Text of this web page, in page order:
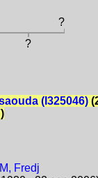
?
?
(I325046)
Fredj